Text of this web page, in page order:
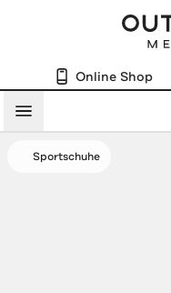
Online Shop
Menü
Sportschuhe